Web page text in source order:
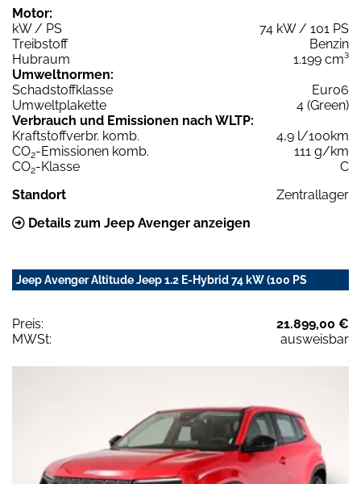
Motor:
kW / PS
74 kW / 101 PS
Treibstoff
Benzin
Hubraum
1.199 cm³
Umweltnormen:
Schadstoffklasse
Euro6
Umweltplakette
4 (Green)
Verbrauch und Emissionen nach WLTP:
Kraftstoffverbr. komb.
4,9 l/100km
CO2-Emissionen komb.
111 g/km
CO2-Klasse
C
Standort
Zentrallager
Details zum Jeep Avenger anzeigen
Jeep Avenger Altitude Jeep 1.2 E-Hybrid 74 kW (100 PS
Preis:
21.899,00 €
MWSt:
ausweisbar